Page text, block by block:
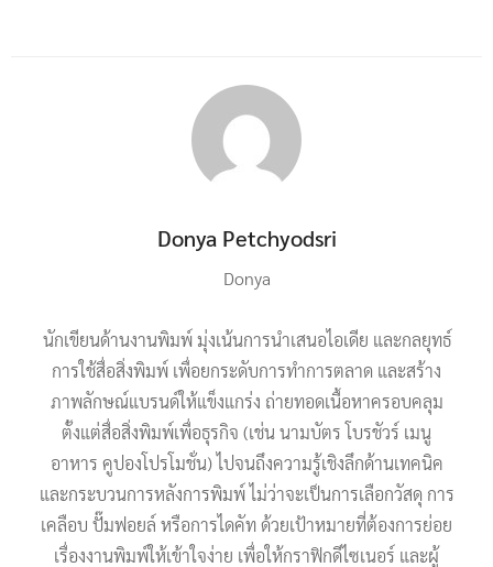
Donya Petchyodsri
Donya
นักเขียนด้านงานพิมพ์ มุ่งเน้นการนำเสนอไอเดีย และกลยุทธ์
การใช้สื่อสิ่งพิมพ์ เพื่อยกระดับการทำการตลาด และสร้าง
ภาพลักษณ์แบรนด์ให้แข็งแกร่ง ถ่ายทอดเนื้อหาครอบคลุม
ตั้งแต่สื่อสิ่งพิมพ์เพื่อธุรกิจ (เช่น นามบัตร โบรชัวร์ เมนู
อาหาร คูปองโปรโมชั่น) ไปจนถึงความรู้เชิงลึกด้านเทคนิค
และกระบวนการหลังการพิมพ์ ไม่ว่าจะเป็นการเลือกวัสดุ การ
เคลือบ ปั๊มฟอยล์ หรือการไดคัท ด้วยเป้าหมายที่ต้องการย่อย
เรื่องงานพิมพ์ให้เข้าใจง่าย เพื่อให้กราฟิกดีไซเนอร์ และผู้